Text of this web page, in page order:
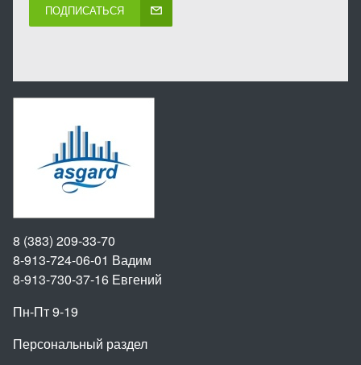
ПОДПИСАТЬСЯ
8 (383) 209-33-70
8-913-724-06-01 Вадим
8-913-730-37-16 Евгений
Пн-Пт 9-19
Персональный раздел